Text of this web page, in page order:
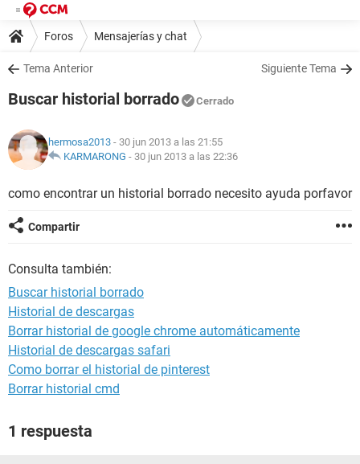
Foros Mensajerías y chat
Tema Anterior Siguiente Tema
Buscar historial borrado Cerrado
hermosa2013 - 30 jun 2013 a las 21:55
KARMARONG - 30 jun 2013 a las 22:36
como encontrar un historial borrado necesito ayuda porfavor
Compartir
Consulta también:
Buscar historial borrado
Historial de descargas
Borrar historial de google chrome automáticamente
Historial de descargas safari
Como borrar el historial de pinterest
Borrar historial cmd
1 respuesta